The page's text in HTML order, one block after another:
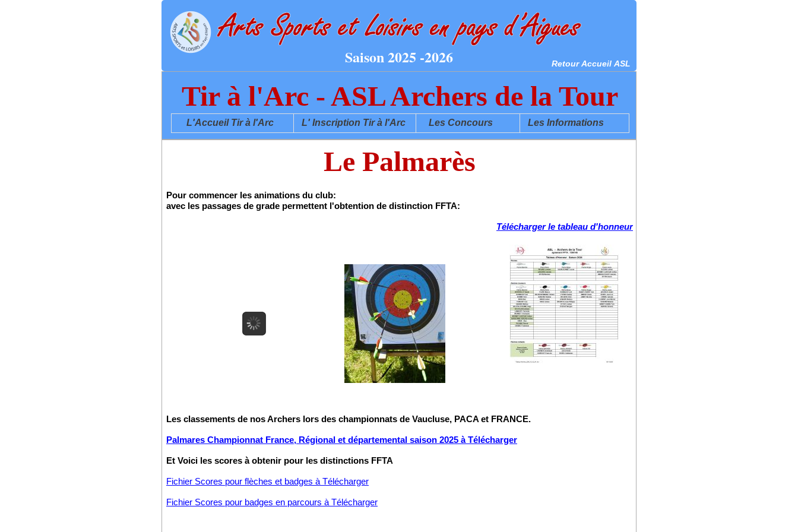
Le Palmarès
Pour commencer les animations du club:
avec les passages de grade permettent l'obtention de distinction FFTA:
Télécharger le tableau d'honneur
Les classements de nos Archers lors des championnats de Vaucluse, PACA et FRANCE.
Palmares Championnat France, Régional et départemental saison 2025 à Télécharger
Et Voici les scores à obtenir pour les distinctions FFTA
Fichier Scores pour flèches et badges à Télécharger
Fichier Scores pour badges en parcours à Télécharger
Retour Accueil ASL
Saison 2025 -2026
L'Accueil Tir à l'Arc L' Inscription Tir à l'Arc Les Concours Les Informations
Tir à l'Arc - ASL Archers de la Tour